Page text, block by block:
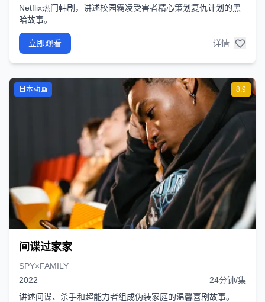
Netflix热门韩剧，讲述校园霸凌受害者精心策划复仇计划的黑
暗故事。
立即观看 详情
8.9
日本动画
间谍过家家
SPY×FAMILY
2022
24分钟/集
讲述间谍、杀手和超能力者组成伪装家庭的温馨喜剧故事。